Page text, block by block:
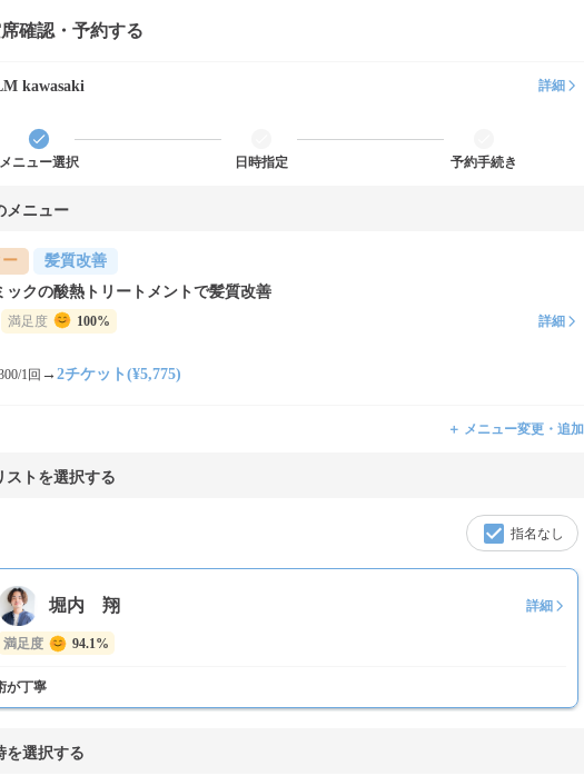
確認・予約する
kawasaki 詳細
メニュー選択 日時指定 予約手続き
メニュー
髪質改善
ックの酸熱トリートメントで髪質改善
満足度 100% 詳細
1回 → 2チケット(¥5,775)
＋ メニュー変更・追加
ストを選択する
指名なし
堀内 翔 詳細
満足度 94.1%
が丁寧
を選択する